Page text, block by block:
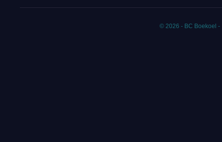
© 2026 - BC Boekoel